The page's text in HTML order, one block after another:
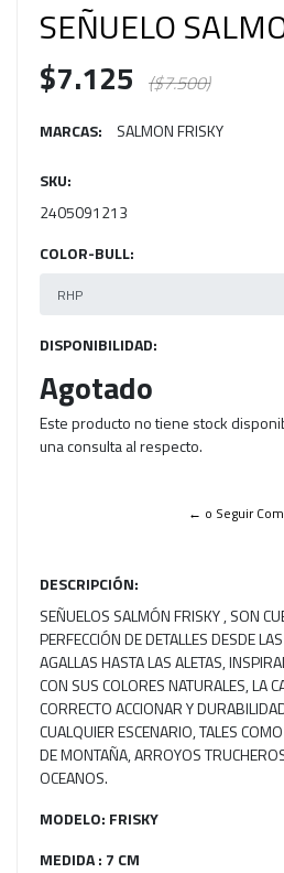
SEÑUELO
$7.125 ($7.500)
MARCAS: SALMON FRISKY
SKU:
2405091213
COLOR-BULL:
DISPONIBILIDAD:
Agotado
Este producto no tiene stock
una consulta al respecto.
← o Seguir
DESCRIPCIÓN:
SEÑUELOS SALMÓN FRISKY , SON
PERFECCIÓN DE DETALLES DESDE
AGALLAS HASTA LAS ALETAS,
CON SUS COLORES NATURALES, LA
CORRECTO ACCIONAR Y
CUALQUIER ESCENARIO, TALES
DE MONTAÑA, ARROYOS
OCEANOS.
MODELO: FRISKY
MEDIDA : 7 CM